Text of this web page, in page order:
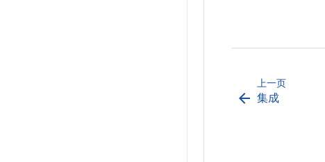
上一页
arrow_back 集成